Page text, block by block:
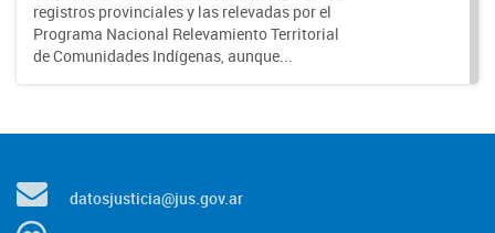
registros provinciales y las relevadas por el
Programa Nacional Relevamiento Territorial
de Comunidades Indígenas, aunque...
datosjusticia@jus.gov.ar